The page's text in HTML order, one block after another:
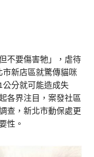
不要傷害牠」，虐待
新店區就驚傳貓咪
分就可能造成失
各界注目，案發社區
查，新北市動保處更
性。